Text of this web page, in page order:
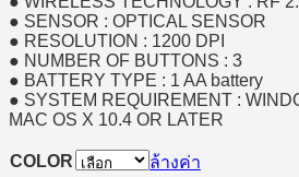
● SENSOR : OPTICAL SENSOR
● RESOLUTION : 1200 DPI
● NUMBER OF BUTTONS : 3
● BATTERY TYPE : 1 AA battery
● SYSTEM REQUIREMENT :
MAC OS X 10.4 OR LATER
COLOR
ล้างค่า